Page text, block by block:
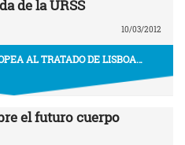
de la URSS
10/03/2012
AL TRATADO DE LISBOA…
el futuro cuerpo